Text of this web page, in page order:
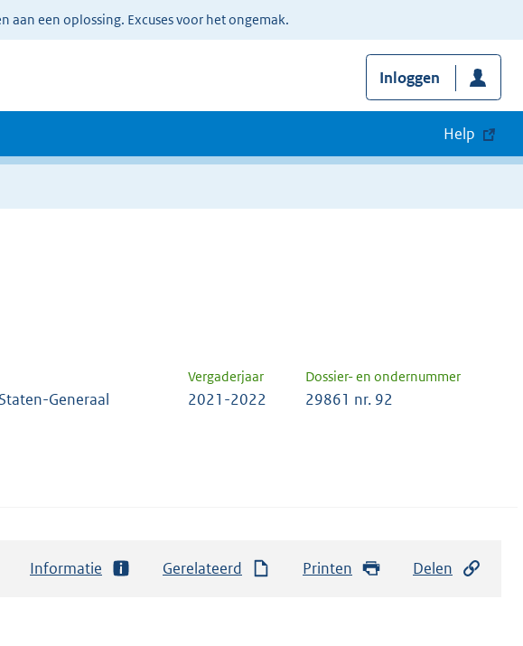
een oplossing. Excuses voor het ongemak.
Inloggen
Help
Vergaderjaar Dossier- en ondernummer
Generaal 2021-2022 29861 nr. 92
Informatie Gerelateerd Printen Delen